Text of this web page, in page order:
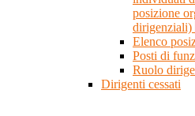
posizione
dirigenziali)
Elenco
Posti di
Ruolo
Dirigenti cessati